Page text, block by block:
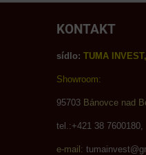
KONTAKT
sídlo: TUMA
Showroom:
95703 Bánovce nad
tel.:+421 38
e-mail: